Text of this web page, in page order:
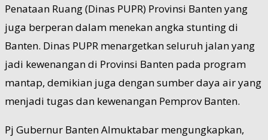
Penataan Ruang (Dinas PUPR) Provinsi Banten yang
juga berperan dalam menekan angka stunting di
Banten. Dinas PUPR menargetkan seluruh jalan yang
jadi kewenangan di Provinsi Banten pada program
mantap, demikian juga dengan sumber daya air yang
menjadi tugas dan kewenangan Pemprov Banten.
Pj Gubernur Banten Almuktabar mengungkapkan,